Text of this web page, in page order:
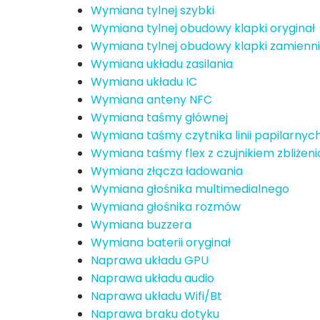
Wymiana tylnej szybki
Wymiana tylnej obudowy klapki oryginał
Wymiana tylnej obudowy klapki
Wymiana układu zasilania
Wymiana układu IC
Wymiana anteny NFC
Wymiana taśmy głównej
Wymiana taśmy czytnika linii
Wymiana taśmy flex z czujnikiem
Wymiana złącza ładowania
Wymiana głośnika multimedialnego
Wymiana głośnika rozmów
Wymiana buzzera
Wymiana baterii oryginał
Naprawa układu GPU
Naprawa układu audio
Naprawa układu Wifi/Bt
Naprawa braku dotyku